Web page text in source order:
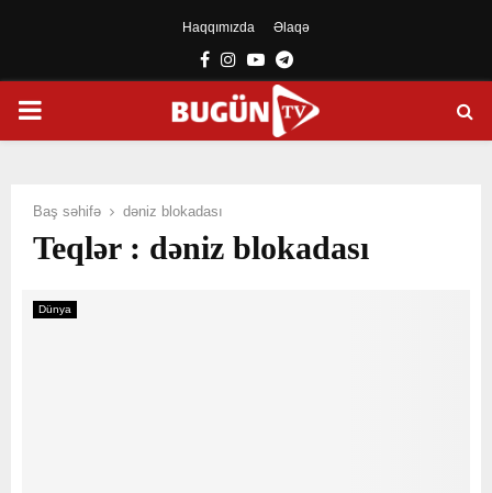
Haqqımızda Əlaqə
Facebook
Instagram
YoutubeTelegram
PRIMARY
Baş səhifə dəniz blokadası
Teqlər : dəniz blokadası
Dünya